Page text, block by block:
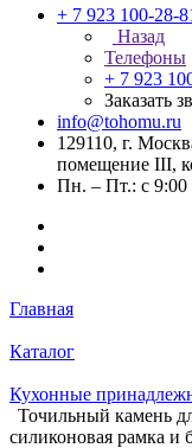
+ 7 923 100-28-
Назад
Телефоны
+ 7 923
Заказать
info@tohomu.ru
129110, г.
помещение III,
Пн. – Пт.: с 9:00
Главная
Каталог
Кухонные
Точильный камень
силиконовая рамка и